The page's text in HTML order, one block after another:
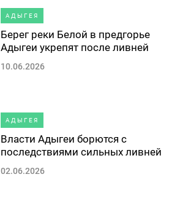
АДЫГЕЯ
Берег реки Белой в предгорье
Адыгеи укрепят после ливней
10.06.2026
АДЫГЕЯ
Власти Адыгеи борются с
последствиями сильных ливней
02.06.2026